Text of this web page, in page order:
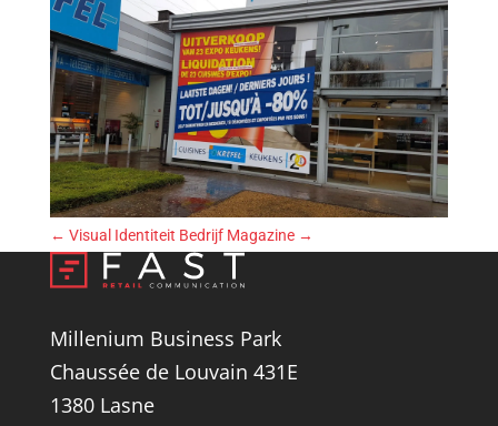
← Visual Identiteit Bedrijf Magazine→
Millenium Business Park
Chaussée de Louvain 431E
1380 Lasne